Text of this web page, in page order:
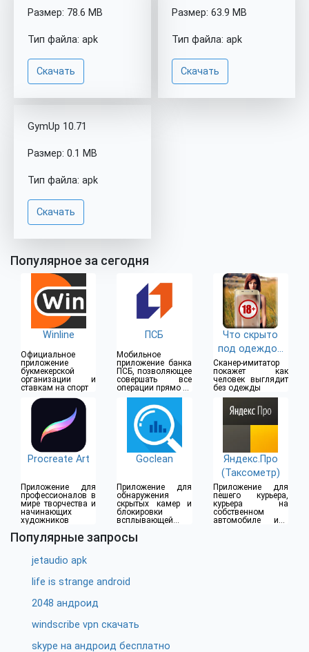
Размер: 78.6 MB
Тип файла: apk
Скачать
Размер: 63.9 MB
Тип файла: apk
Скачать
GymUp 10.71
Размер: 0.1 MB
Тип файла: apk
Скачать
Популярное за сегодня
Winline
Официальное
приложение
букмекерской
организации и
ставкам на спорт
ПСБ
Мобильное
приложение банка
ПСБ, позволяющее
совершать все
операции прямо из
дома
Что скрыто
под одеждой
(18+)
Сканер-имитатор
покажет как
человек выглядит
без одежды
Procreate Art
Приложение для
профессионалов в
мире творчества и
начинающих
художников
Goclean
Приложение для
обнаружения
скрытых камер и
блокировки
всплывающей
Яндекс.Про
(Таксометр)
Приложение для
пешего курьера,
курьера на
собственном
автомобиле или
Популярные запросы
jetaudio apk
life is strange android
2048 андроид
windscribe vpn скачать
skype на андроид бесплатно